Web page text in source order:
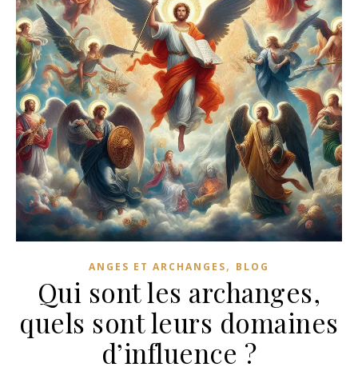
ANGES ET ARCHANGES, BLOG
Qui sont les archanges,
quels sont leurs domaines
d’influence ?